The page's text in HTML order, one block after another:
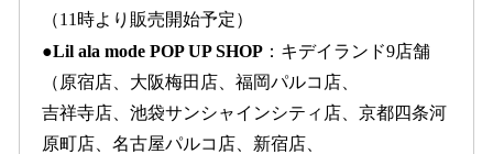
（11時より販売開始予定）
●Lil ala mode POP UP SHOP ：キデイランド9店舗
（原宿店、大阪梅田店、福岡パルコ店、
吉祥寺店、池袋サンシャインシティ店、京都四条河
原町店、名古屋パルコ店、新宿店、